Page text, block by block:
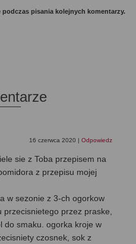
pisania kolejnych komentarzy.
16 czerwca 2020 | Odpowiedz
sie z Toba przepisem na
z przepisu mojej
w sezonie z 3-ch ogorkow
przez praske,
do smaku. ogorka kroje w
czosnek, sok z